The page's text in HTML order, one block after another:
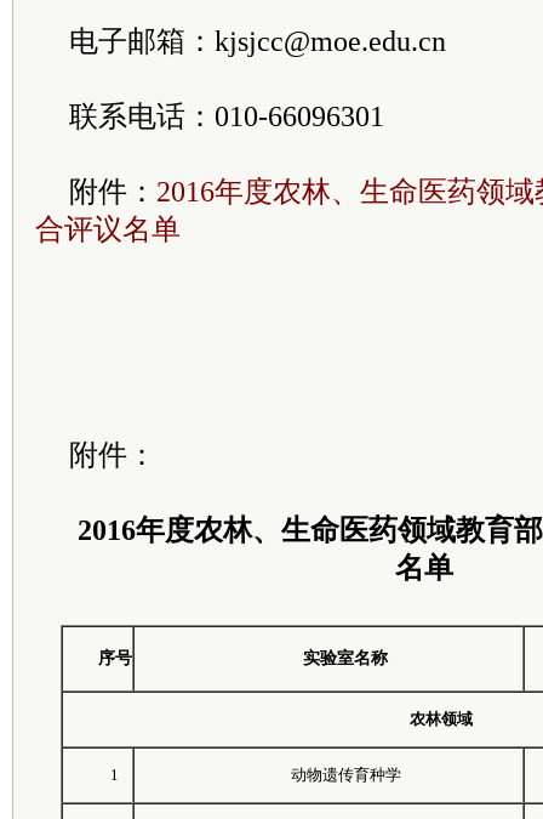
电子邮箱：kjsjcc@moe.edu.cn
联系电话：010-66096301
附件： 2016年度农林、生命医药领
合评议名单
附件：
2016年度农林、生命医药领域教育
名单
序号 实验室名称
农林领域
1 动物遗传育种学